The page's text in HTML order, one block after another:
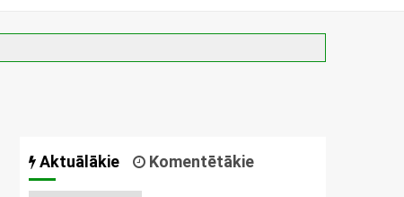
Aktuālākie Komentētākie